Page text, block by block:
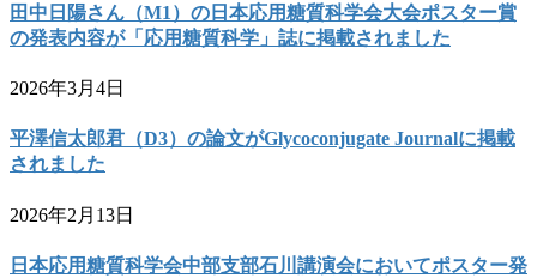
田中日陽さん（M1）の日本応用糖質科学会大会ポスター賞
の発表内容が「応用糖質科学」誌に掲載されました
2026年3月4日
平澤信太郎君（D3）の論文がGlycoconjugate Journalに掲載
されました
2026年2月13日
日本応用糖質科学会中部支部石川講演会においてポスター発